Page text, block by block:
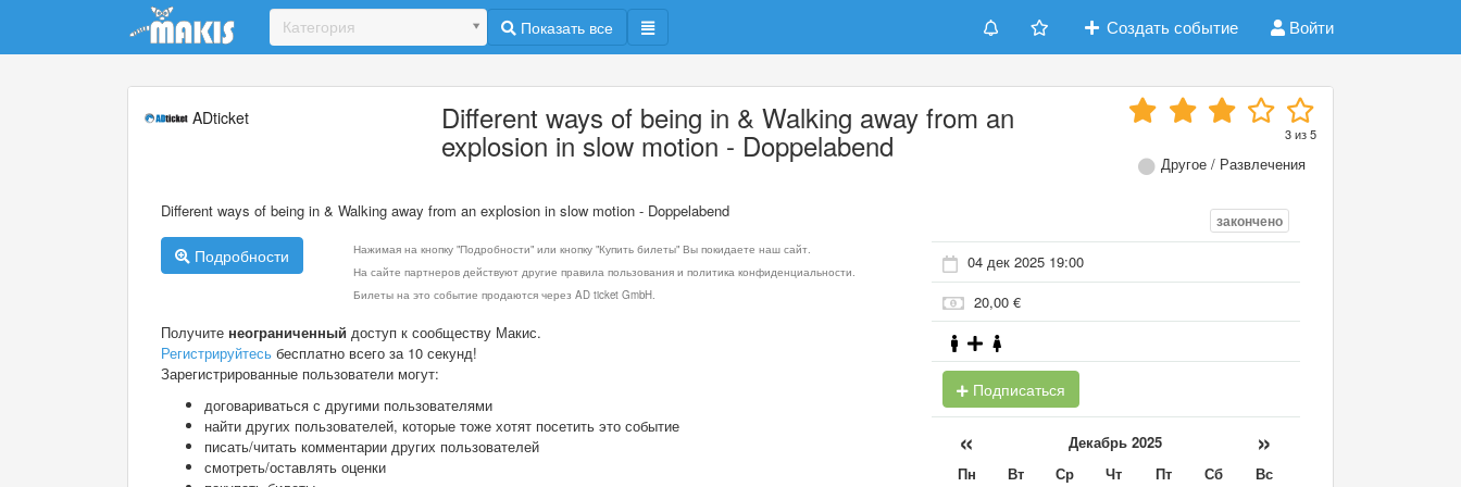
Update cookies preferences
Категория Показать все Создать событие Войти
ADticket Different ways of being in & Walking away from an
explosion in slow motion - Doppelabend 3из5
Другое / Развлечения
Different ways of being in & Walking away from an explosion in slow motion - Doppelabend
Подробности
Нажимая на кнопку "Подробности" или кнопку "Купить билеты" Вы покидаете наш сайт.
На сайте партнеров действуют другие правила пользования и политика конфиденциальности.
Билеты на это событие продаются через AD ticket GmbH.
Получите неограниченный доступ к сообществу Макис.
Регистрируйтесь бесплатно всего за 10 секунд!
Зарегистрированные пользователи могут:
договариваться с другими пользователями
найти других пользователей, которые тоже хотят посетить это событие
писать/читать комментарии других пользователей
смотреть/оставлять оценки
закончено
04 дек 2025 19:00
20,00 €
Подписаться
« Декабрь 2025 »
Пн Вт Ср Чт Пт Сб
Вс